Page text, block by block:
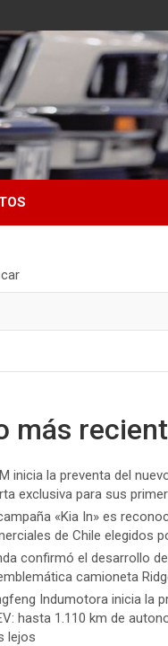
más
inicia la preventa del
exclusiva para sus
«Kia In» es
de Chile elegidos
confirmó el desarrollo
camioneta
Indumotora inicia la
hasta 1.110 km de
lejos